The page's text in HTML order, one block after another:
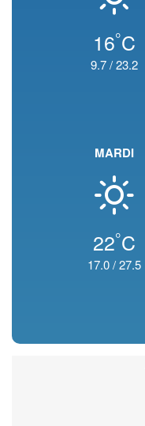
16°C
9.7/23.2
MARDI
22°C
17.0/27.5